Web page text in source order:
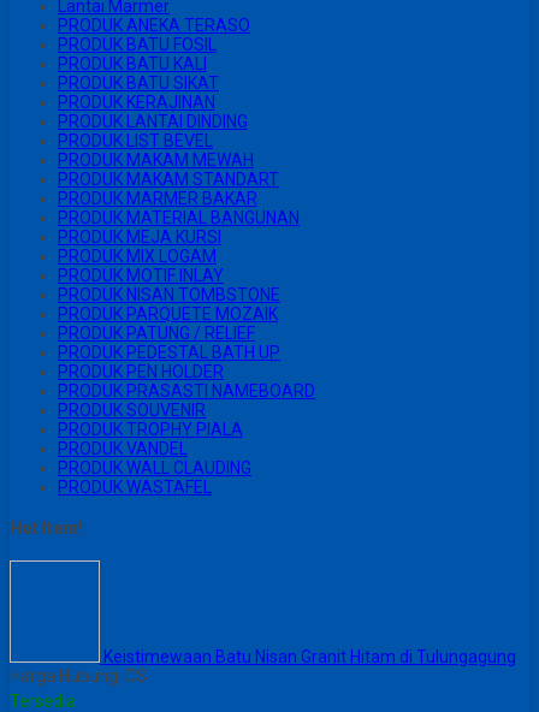
Lantai Marmer
PRODUK ANEKA TERASO
PRODUK BATU FOSIL
PRODUK BATU KALI
PRODUK BATU SIKAT
PRODUK KERAJINAN
PRODUK LANTAI DINDING
PRODUK LIST BEVEL
PRODUK MAKAM MEWAH
PRODUK MAKAM STANDART
PRODUK MARMER BAKAR
PRODUK MATERIAL BANGUNAN
PRODUK MEJA KURSI
PRODUK MIX LOGAM
PRODUK MOTIF INLAY
PRODUK NISAN TOMBSTONE
PRODUK PARQUETE MOZAIK
PRODUK PATUNG / RELIEF
PRODUK PEDESTAL BATH UP
PRODUK PEN HOLDER
PRODUK PRASASTI NAMEBOARD
PRODUK SOUVENIR
PRODUK TROPHY PIALA
PRODUK VANDEL
PRODUK WALL CLAUDING
PRODUK WASTAFEL
Hot Item!
Keistimewaan Batu Nisan Granit Hitam di Tulungagung
Harga Hubungi CS
Tersedia